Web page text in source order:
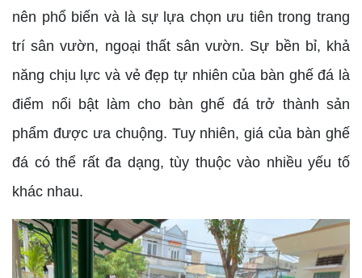
nên phổ biến và là sự lựa chọn ưu tiên trong trang
trí sân vườn, ngoại thất sân vườn. Sự bền bỉ, khả
năng chịu lực và vẻ đẹp tự nhiên của bàn ghế đá là
điểm nổi bật làm cho bàn ghế đá trở thành sản
phẩm được ưa chuộng. Tuy nhiên, giá của bàn ghế
đá có thể rất đa dạng, tùy thuộc vào nhiều yếu tố
khác nhau.